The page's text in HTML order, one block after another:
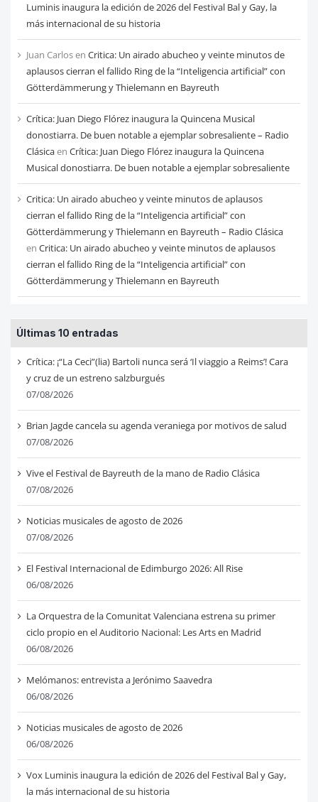
Luminis inaugura la edición de 2026 del Festival Bal y Gay, la
más internacional de su historia
Juan Carlosen Critica: Un airado abucheo y veinte minutos de
aplausos cierran el fallido Ring de la “Inteligencia artificial” con
Götterdämmerung y Thielemann en Bayreuth
Crítica: Juan Diego Flórez inaugura la Quincena Musical
donostiarra. De buen notable a ejemplar sobresaliente – Radio
Clásicaen Crítica: Juan Diego Flórez inaugura la Quincena
Musical donostiarra. De buen notable a ejemplar sobresaliente
Critica: Un airado abucheo y veinte minutos de aplausos
cierran el fallido Ring de la “Inteligencia artificial” con
Götterdämmerung y Thielemann en Bayreuth – Radio Clásica
en Critica: Un airado abucheo y veinte minutos de aplausos
cierran el fallido Ring de la “Inteligencia artificial” con
Götterdämmerung y Thielemann en Bayreuth
Últimas 10 entradas
Crítica: ¡“La Ceci”(lia) Bartoli nunca será ‘Il viaggio a Reims’! Cara
y cruz de un estreno salzburgués
07/08/2026
Brian Jagde cancela su agenda veraniega por motivos de salud
07/08/2026
Vive el Festival de Bayreuth de la mano de Radio Clásica
07/08/2026
Noticias musicales de agosto de 2026
07/08/2026
El Festival Internacional de Edimburgo 2026: All Rise
06/08/2026
La Orquestra de la Comunitat Valenciana estrena su primer
ciclo propio en el Auditorio Nacional: Les Arts en Madrid
06/08/2026
Melómanos: entrevista a Jerónimo Saavedra
06/08/2026
Noticias musicales de agosto de 2026
06/08/2026
Vox Luminis inaugura la edición de 2026 del Festival Bal y Gay,
la más internacional de su historia